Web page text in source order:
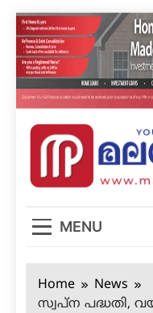
Skip
to
content
MENU
Home
News
സ്വപ്‌ന പദ്ധതി,